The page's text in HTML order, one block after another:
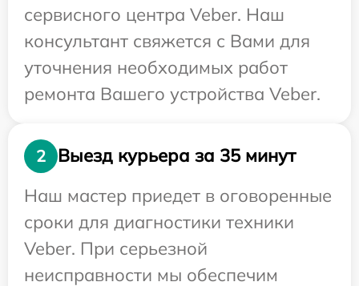
сервисного центра Veber. Наш
консультант свяжется с Вами для
уточнения необходимых работ
ремонта Вашего устройства Veber.
2
Выезд курьера за 35 минут
Наш мастер приедет в оговоренные
сроки для диагностики техники
Veber. При серьезной
неисправности мы обеспечим